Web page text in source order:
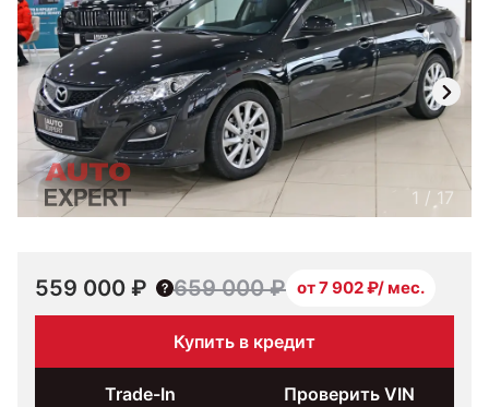
1 / 17
559 000 ₽ 659 000 ₽ от 7 902 ₽/ мес.
Купить в кредит
Trade-In Проверить VIN